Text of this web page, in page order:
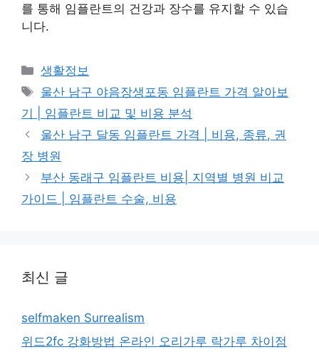
를 통해 임플란트의 건강과 장수를 유지할 수 있습
니다.
카
테
리
생활정보
태
그
울산 남구 야음장생포동 임플란트 가격 알아보
기 | 임플란트 비교 및 비용 분석
울산 남구 달동 임플란트 가격 | 비용, 종류, 권
장 병원
부산 동래구 임플란트 비용| 지역별 병원 비교
가이드 | 임플란트 수술, 비용
최신 글
selfmaken Surrealism
위드2fc 강화방법 온라인 오리가루 락가루 차이점